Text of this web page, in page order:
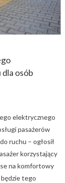
osób
elektrycznego
pasażerów
ruchu – ogłosił
korzystający
na komfortowy
tego